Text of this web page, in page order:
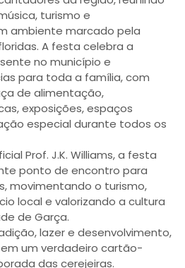
turismo e
ambiente marcado pela
A festa celebra a
no município e
para toda a família, com
de alimentação,
exposições, espaços
especial durante todos os
Prof. J.K. Williams, a festa
ponto de encontro para
movimentando o turismo,
local e valorizando a cultura
de Garça.
lazer e desenvolvimento,
um verdadeiro cartão-
das cerejeiras.